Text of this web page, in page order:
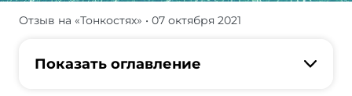
Читательница
Аня,
Отзыв на «Тонкостях» • 07 октября 2021
Показать оглавление